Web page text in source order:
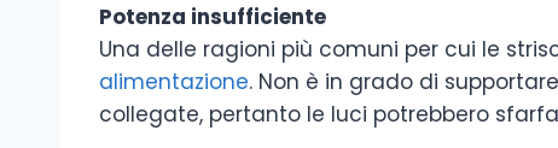
Potenza insufficiente
Una delle ragioni più comuni per cui le
alimentazione. Non è in grado di
collegate, pertanto le luci potrebbero